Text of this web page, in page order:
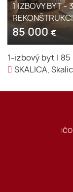
1 IZBOVY BYT -
85 000 €
1-izbový byt
85
SKALICA,